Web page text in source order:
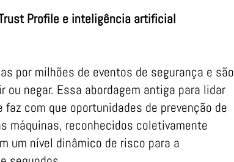
Profile e inteligência artificial
por milhões de eventos de segurança e são
negar. Essa abordagem antiga para lidar
com que oportunidades de prevenção de
máquinas, reconhecidos coletivamente
um nível dinâmico de risco para a